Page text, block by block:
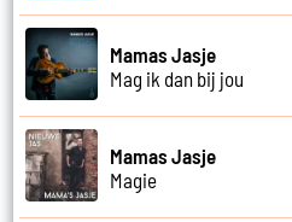
Mamas Jasje
Mag ik dan bij jou
Mamas Jasje
Magie